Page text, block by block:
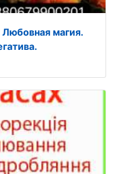
магия.